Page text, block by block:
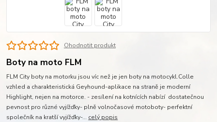
Ohodnotit produkt
Boty na moto FLM
FLM City boty na motorku jsou víc než je jen boty na motocykl.Colle
vzhled a charakteristická Geyhound-aplikace na straně je moderní
Highlight, nejen na motorce. - zesílení na kotnících nabízí dostatečnou
pevnost pro různé vyjížďky- plně volnočasové motoboty- perfektní
společník na kratší vyjížďky-... celý popis